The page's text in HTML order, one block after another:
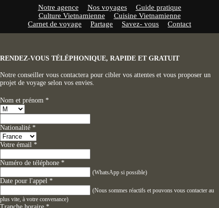
Notre agence Nos voyages
Guide pratique
Culture Vietnamienne
Cuisine Vietnamienne
Carnet de voyage
Partage Savez- vous Contact
RENDEZ-VOUS TÉLÉPHONIQUE, RAPIDE ET GRATUIT
Notre conseiller vous contactera pour cibler vos attentes et vous proposer un
projet de voyage selon vos envies.
Nom et prénom *
Nationalité *
Votre émail *
Numéro de téléphone *
(WhatsApp si possible)
Date pour l'appel *
(Nous sommes réactifs et pouvons vous contacter au
plus vite, à votre convenance)